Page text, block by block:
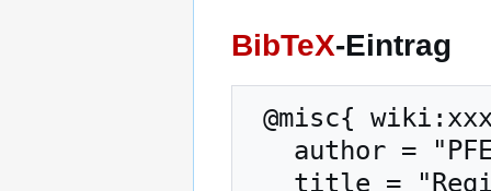
BibTeX-Eintrag